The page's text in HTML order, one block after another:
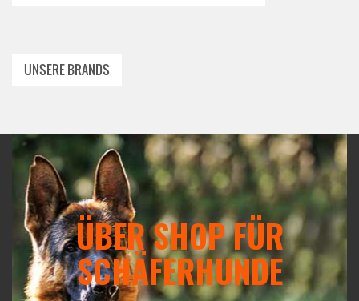
UNSERE BRANDS
ÜBER SHOP FÜR
SCHÄFERHUNDE